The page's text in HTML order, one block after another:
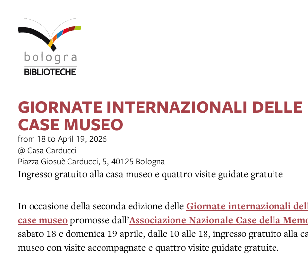
GIORNATE INTERNAZIONALI DELLE
CASE MUSEO
from 18 to April 19, 2026
@ Casa Carducci
Piazza Giosuè Carducci, 5, 40125 Bologna
Ingresso gratuito alla casa museo e quattro visite guidate gratuite
In occasione della seconda edizione delle Giornate internazionali
case museo promosse dall’Associazione Nazionale Case della
sabato 18 e domenica 19 aprile, dalle 10 alle 18, ingresso gratuito alla
museo con visite accompagnate e quattro visite guidate gratuite.